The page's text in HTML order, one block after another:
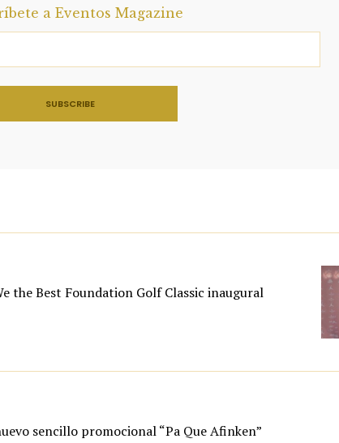
a Eventos Magazine
the Best Foundation Golf Classic inaugural
sencillo promocional “Pa Que Afinken”